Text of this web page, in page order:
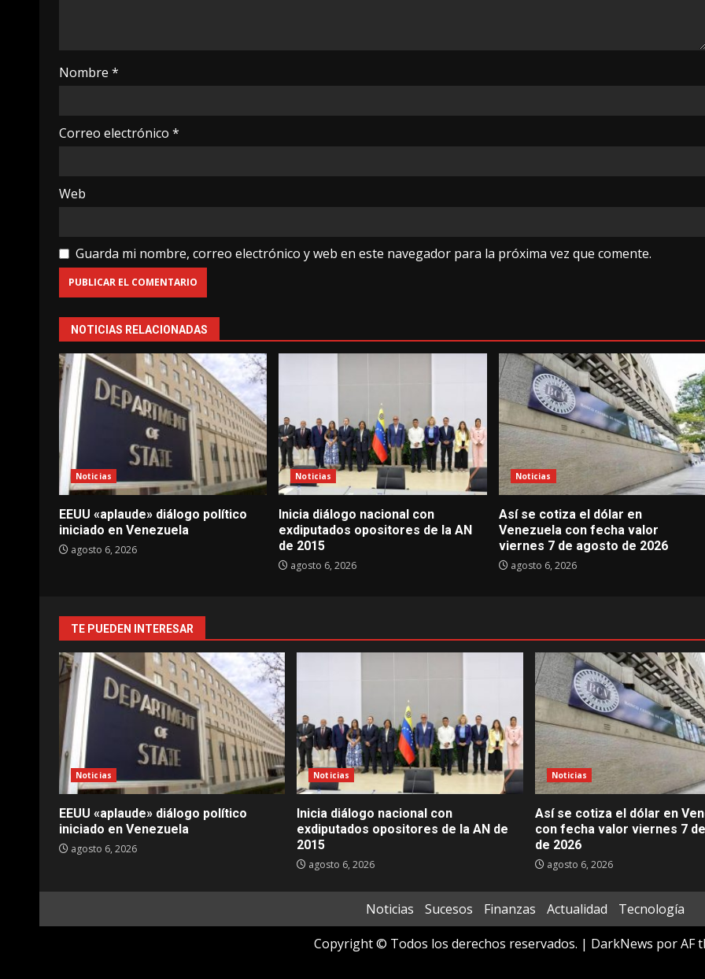
Nombre *
Correo electrónico *
Web
Guarda mi nombre, correo electrónico y web en este navegador para la próxima vez que comente.
NOTICIAS RELACIONADAS
Noticias
EEUU «aplaude» diálogo político
iniciado en Venezuela
agosto 6, 2026
Noticias
Inicia diálogo nacional con
exdiputados opositores de la AN
de 2015
agosto 6, 2026
Noticias
Así se cotiza el dólar en
Venezuela con fecha valor
viernes 7 de agosto de 2026
agosto 6, 2026
TE PUEDEN INTERESAR
Noticias
EEUU «aplaude» diálogo político
iniciado en Venezuela
agosto 6, 2026
Noticias
Inicia diálogo nacional con
exdiputados opositores de la AN de
2015
agosto 6, 2026
Noticias
Así se cotiza el dólar en
con fecha valor viernes 7
de 2026
agosto 6, 2026
Noticias Sucesos Finanzas Actualidad
Tecnología
Copyright © Todos los derechos reservados. | DarkNews por AF